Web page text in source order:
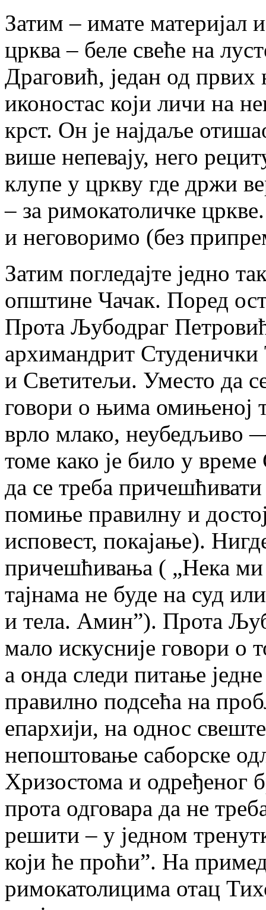
Затим – имате материјал
црква – беле свеће на
Драговић, један од првих
иконостас који личи на
крст. Он је најдаље
више непевају, него
клупе у цркву где држи
– за римокатоличке
и неговоримо (без
Затим погледајте једно
општине Чачак. Поред
Прота Љубодраг
архимандрит Студенички
и Светитељи. Уместо да
говори о њима омињеној
врло млако, неубедљиво
томе како је било у
да се треба
помиње правилну и
исповест, покајање).
причешћивања ( „Нека
тајнама не буде на суд
и тела. Амин”). Прота
мало искусније говори о
а онда следи питање
правилно подсећа на
епархији, на однос
непоштовање саборске
Хризостома и одређеног
прота одговара да не
решити – у једном
који ће проћи”. На
римокатолицима отац